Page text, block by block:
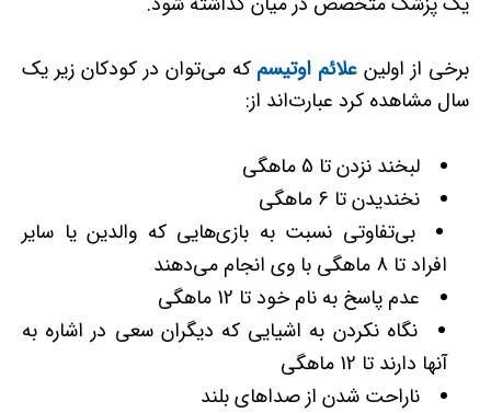
برخی از اولین علائم اوتیسم که می‌توان در کودکان زیر یک
سال مشاهده کرد عبارت‌اند از:
لبخند نزدن تا 5 ماهگی
نخندیدن تا 6 ماهگی
بی‌تفاوتی نسبت به بازی‌هایی که والدین یا سایر
افراد تا 8 ماهگی با وی انجام می‌دهند
عدم پاسخ به نام خود تا 12 ماهگی
نگاه نکردن به اشیایی که دیگران سعی در اشاره به
آنها دارند تا 12 ماهگی
ناراحت شدن از صداهای بلند